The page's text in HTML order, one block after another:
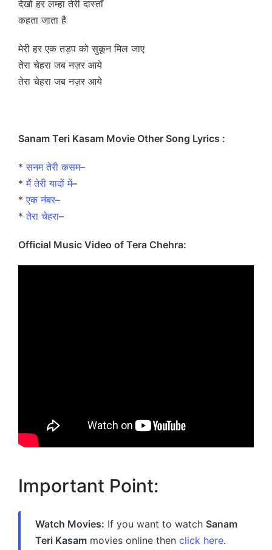
देखो हर लम्हा तेरी दास्ताँ
कहता जाता है
मेरी हर एक तड़प को सुकून मिल जाए
तेरा चेहरा जब नज़र आये
तेरा चेहरा जब नज़र आये
Sanam Teri Kasam Movie Other Song Lyrics :
*सनम तेरी कसम–
*मैं तेरी यादों में–
*एक नंबर–
*तेरा चेहरा–
Official Music Video of Tera Chehra:
Important Point:
Watch Movies: If you want to watch Sanam
Teri Kasam movies online then click here.